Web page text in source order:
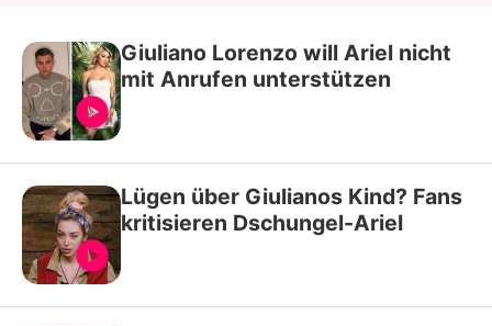
Giuliano Lorenzo will Ariel nicht
mit Anrufen unterstützen
Lügen über Giulianos Kind? Fans
kritisieren Dschungel-Ariel